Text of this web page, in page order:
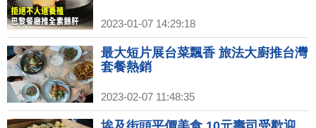
2023-01-07 14:29:18
最大短片展台菜飄香 旅法大廚推台灣
套餐熱銷
2023-02-07 11:48:35